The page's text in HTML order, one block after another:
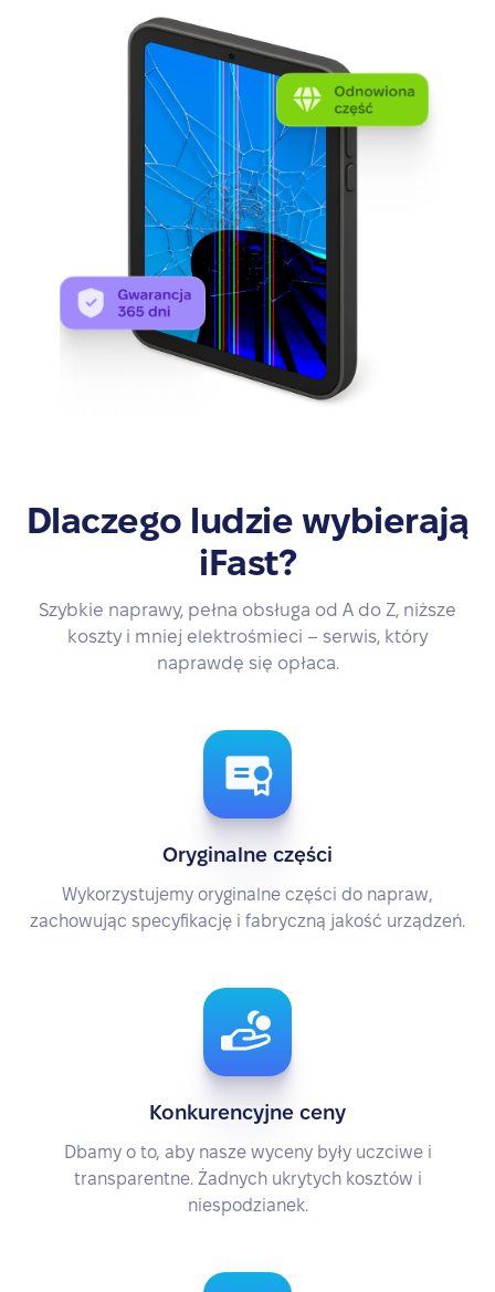
Dlaczego ludzie wybierają
iFast?
Szybkie naprawy, pełna obsługa od A do Z, niższe
koszty i mniej elektrośmieci – serwis, który
naprawdę się opłaca.
Oryginalne części
Wykorzystujemy oryginalne części do napraw,
zachowując specyfikację i fabryczną jakość urządzeń.
Konkurencyjne ceny
Dbamy o to, aby nasze wyceny były uczciwe i
transparentne. Żadnych ukrytych kosztów i
niespodzianek.